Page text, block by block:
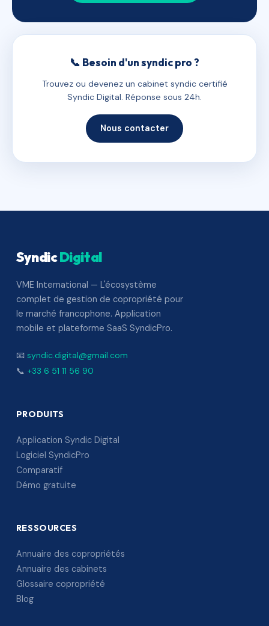
📞 Besoin d'un syndic pro ?
Trouvez ou devenez un cabinet syndic certifié
Syndic Digital. Réponse sous 24h.
Nous contacter
SyndicDigital
VME International — L'écosystème
complet de gestion de copropriété pour
le marché francophone. Application
mobile et plateforme SaaS SyndicPro.
📧 syndic.digital@gmail.com
📞 +33 6 51 11 56 90
PRODUITS
Application Syndic Digital
Logiciel SyndicPro
Comparatif
Démo gratuite
RESSOURCES
Annuaire des copropriétés
Annuaire des cabinets
Glossaire copropriété
Blog